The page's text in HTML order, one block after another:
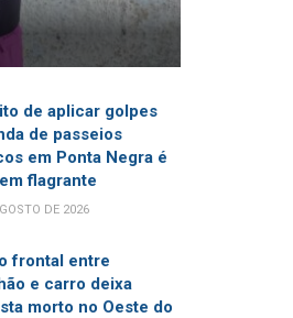
de aplicar golpes
de passeios
em Ponta Negra é
flagrante
DE 2026
frontal entre
e carro deixa
morto no Oeste do